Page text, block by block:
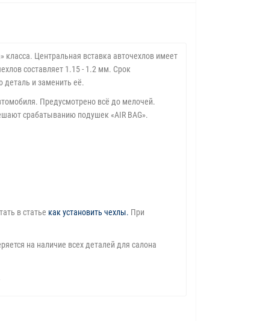
Центральная вставка авточехлов имеет
составляет 1.15 - 1.2 мм. Срок
деталь и заменить её.
Предусмотрено всё до мелочей.
срабатыванию подушек «AIR BAG».
в статье как установить чехлы. При
на наличие всех деталей для салона